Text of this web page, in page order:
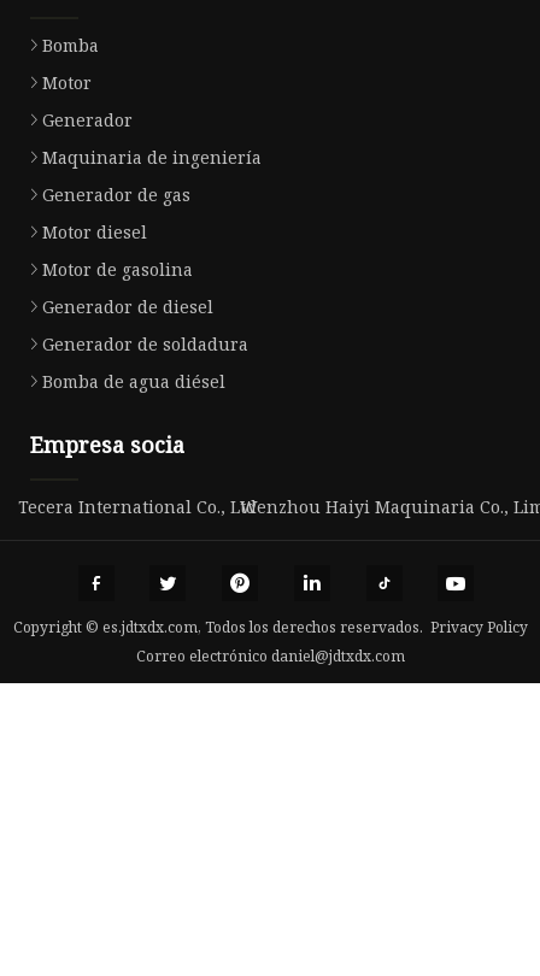
Bomba
Motor
Generador
Maquinaria de ingeniería
Generador de gas
Motor diesel
Motor de gasolina
Generador de diesel
Generador de soldadura
Bomba de agua diésel
Empresa socia
Tecera International Co., LtdWenzhou Haiyi Maquinaria Co.,
Copyright © es.jdtxdx.com, Todos los derechos reservados. Privacy Policy
Correo electrónico daniel@jdtxdx.com